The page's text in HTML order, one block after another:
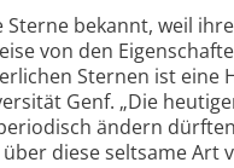
bekannt, weil
von den
Sternen ist
Genf. „Die
ändern
diese seltsame Art